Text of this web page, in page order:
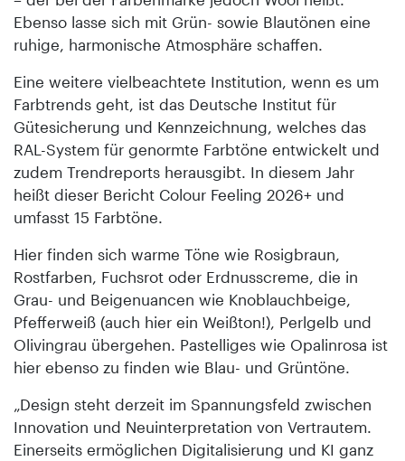
Ebenso lasse sich mit Grün- sowie Blautönen eine
ruhige, harmonische Atmosphäre schaffen.
Eine weitere vielbeachtete Institution, wenn es um
Farbtrends geht, ist das Deutsche Institut für
Gütesicherung und Kennzeichnung, welches das
RAL-System für genormte Farbtöne entwickelt und
zudem Trendreports herausgibt. In diesem Jahr
heißt dieser Bericht Colour Feeling 2026+ und
umfasst 15 Farbtöne.
Hier finden sich warme Töne wie Rosigbraun,
Rostfarben, Fuchsrot oder Erdnusscreme, die in
Grau- und Beigenuancen wie Knoblauchbeige,
Pfefferweiß (auch hier ein Weißton!), Perlgelb und
Olivingrau übergehen. Pastelliges wie Opalinrosa ist
hier ebenso zu finden wie Blau- und Grüntöne.
„Design steht derzeit im Spannungsfeld zwischen
Innovation und Neuinterpretation von Vertrautem.
Einerseits ermöglichen Digitalisierung und KI ganz